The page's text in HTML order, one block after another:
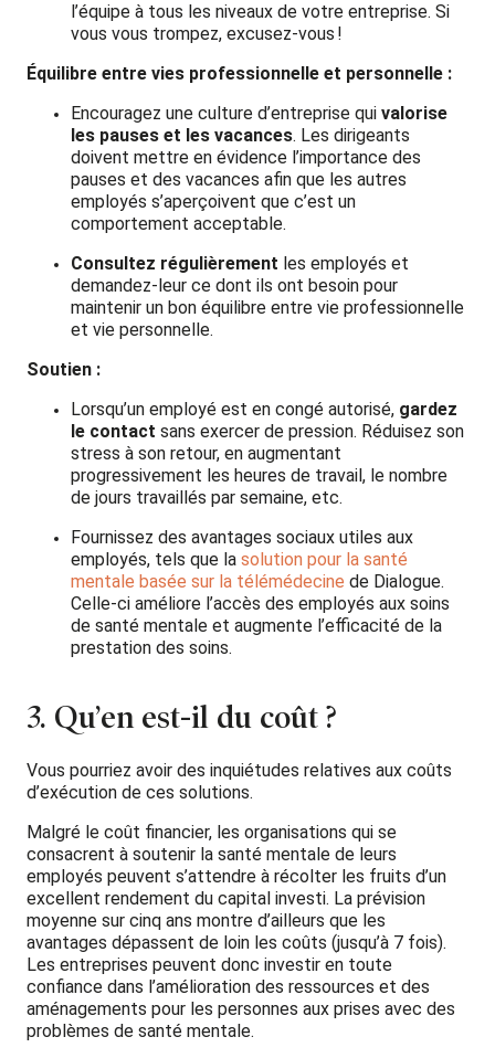
l’équipe à tous les niveaux de votre entreprise. Si
vous vous trompez, excusez-vous !
Équilibre entre vies professionnelle et personnelle :
Encouragez une culture d’entreprise qui valorise
les pauses et les vacances. Les dirigeants
doivent mettre en évidence l’importance des
pauses et des vacances afin que les autres
employés s’aperçoivent que c’est un
comportement acceptable.
Consultez régulièrement les employés et
demandez-leur ce dont ils ont besoin pour
maintenir un bon équilibre entre vie professionnelle
et vie personnelle.
Soutien :
Lorsqu’un employé est en congé autorisé, gardez
le contact sans exercer de pression. Réduisez son
stress à son retour, en augmentant
progressivement les heures de travail, le nombre
de jours travaillés par semaine, etc.
Fournissez des avantages sociaux utiles aux
employés, tels que la solution pour la santé
mentale basée sur la télémédecine de Dialogue.
Celle-ci améliore l’accès des employés aux soins
de santé mentale et augmente l’efficacité de la
prestation des soins.
3. Qu’en est-il du coût ?
Vous pourriez avoir des inquiétudes relatives aux coûts
d’exécution de ces solutions.
Malgré le coût financier, les organisations qui se
consacrent à soutenir la santé mentale de leurs
employés peuvent s’attendre à récolter les fruits d’un
excellent rendement du capital investi. La prévision
moyenne sur cinq ans montre d’ailleurs que les
avantages dépassent de loin les coûts (jusqu’à 7 fois).
Les entreprises peuvent donc investir en toute
confiance dans l’amélioration des ressources et des
aménagements pour les personnes aux prises avec des
problèmes de santé mentale.